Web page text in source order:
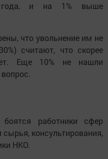
года, и на 1% выше
что увольнение им не
считают, что скорее
Еще 10% не нашли
работники сфер
консультирования,
НКО.